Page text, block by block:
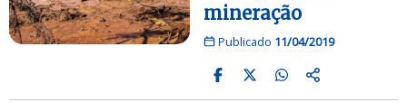
mineração
Publicado 11/04/2019